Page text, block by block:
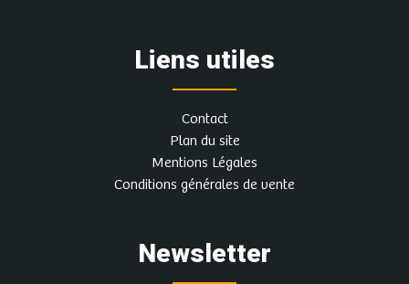
Liens utiles
Contact
Plan du site
Mentions Légales
Conditions générales de vente
Newsletter